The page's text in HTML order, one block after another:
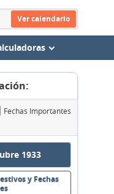
Ver calendario
Fechas Importantes
1933
y Fechas